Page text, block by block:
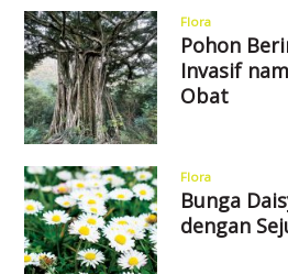
Flora
Pohon
Invasif
Obat
Flora
Bunga
dengan